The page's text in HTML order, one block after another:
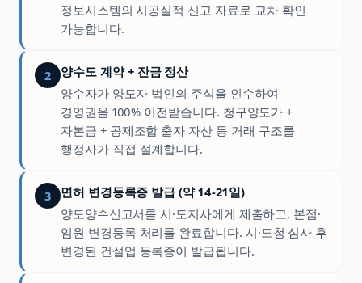
정보시스템의 시공실적 신고 자료로 교차 확인
가능합니다.
2
양수도 계약 + 잔금 정산
양수자가 양도자 법인의 주식을 인수하여
경영권을 100% 이전받습니다. 청구양도가 +
자본금 + 공제조합 출자 자산 등 거래 구조를
행정사가 직접 설계합니다.
3
면허 변경등록증 발급 (약 14-21일)
양도양수신고서를 시·도지사에게 제출하고, 본점·
임원 변경등록 처리를 완료합니다. 시·도청 심사 후
변경된 건설업 등록증이 발급됩니다.